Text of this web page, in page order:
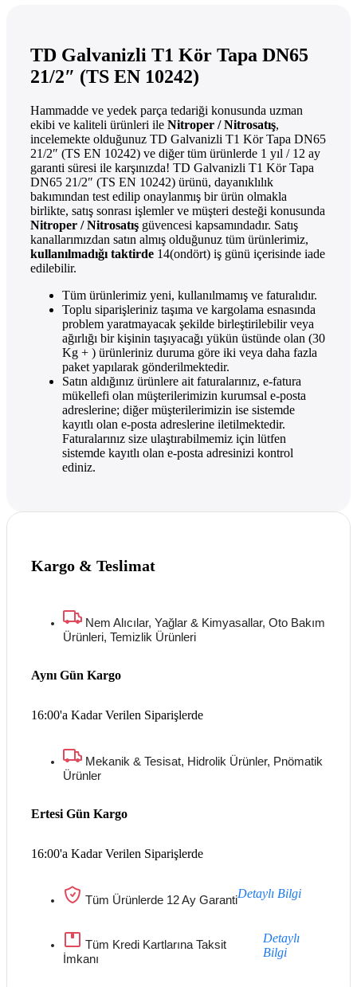
TD Galvanizli T1 Kör Tapa DN65
21/2″ (TS EN 10242)
Hammadde ve yedek parça tedariği konusunda uzman
ekibi ve kaliteli ürünleri ile Nitroper / Nitrosatış,
incelemekte olduğunuz TD Galvanizli T1 Kör Tapa DN65
21/2″ (TS EN 10242) ve diğer tüm ürünlerde 1 yıl / 12 ay
garanti süresi ile karşınızda! TD Galvanizli T1 Kör Tapa
DN65 21/2″ (TS EN 10242) ürünü, dayanıklılık
bakımından test edilip onaylanmış bir ürün olmakla
birlikte, satış sonrası işlemler ve müşteri desteği konusunda
Nitroper / Nitrosatış güvencesi kapsamındadır. Satış
kanallarımızdan satın almış olduğunuz tüm ürünlerimiz,
kullanılmadığı taktirde 14(ondört) iş günü içerisinde iade
edilebilir.
Tüm ürünlerimiz yeni, kullanılmamış ve faturalıdır.
Toplu siparişleriniz taşıma ve kargolama esnasında
problem yaratmayacak şekilde birleştirilebilir veya
ağırlığı bir kişinin taşıyacağı yükün üstünde olan (30
Kg + ) ürünleriniz duruma göre iki veya daha fazla
paket yapılarak gönderilmektedir.
Satın aldığınız ürünlere ait faturalarınız, e-fatura
mükellefi olan müşterilerimizin kurumsal e-posta
adreslerine; diğer müşterilerimizin ise sistemde
kayıtlı olan e-posta adreslerine iletilmektedir.
Faturalarınız size ulaştırabilmemiz için lütfen
sistemde kayıtlı olan e-posta adresinizi kontrol
ediniz.
Kargo & Teslimat
Nem Alıcılar, Yağlar & Kimyasallar, Oto Bakım
Ürünleri, Temizlik Ürünleri
16:00'a Kadar Verilen Siparişlerde
Aynı Gün Kargo
Mekanik & Tesisat, Hidrolik Ürünler, Pnömatik
Ürünler
16:00'a Kadar Verilen Siparişlerde
Ertesi Gün Kargo
Tüm Ürünlerde 12 Ay GarantiDetaylı Bilgi
Tüm Kredi Kartlarına Taksit
İmkanı
Detaylı
Bilgi